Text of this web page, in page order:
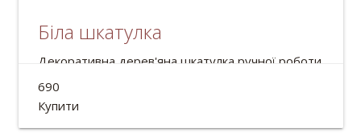
Біла шкатулка
Декоративна дерев'яна шкатулка ручної роботи.
Діаметр:13см
690
Купити